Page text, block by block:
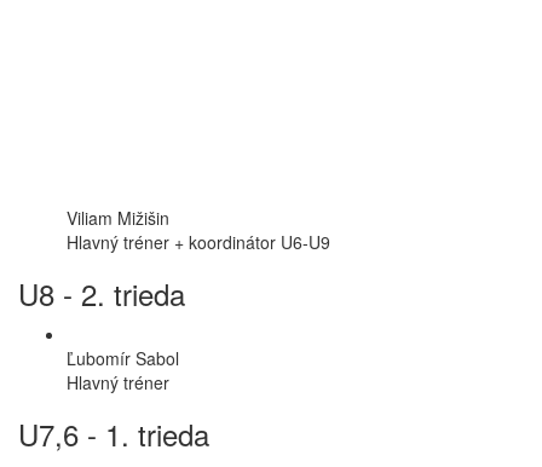
Viliam Mižišin
Hlavný tréner + koordinátor U6-U9
U8 - 2. trieda
Ľubomír Sabol
Hlavný tréner
U7,6 - 1. trieda